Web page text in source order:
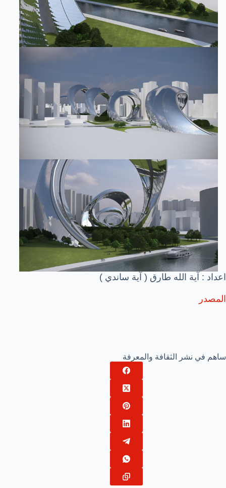
اعداد : آية الله طارق ( آية ساندي )
المصدر
ساهم في نشر الثقافة والمعرفة